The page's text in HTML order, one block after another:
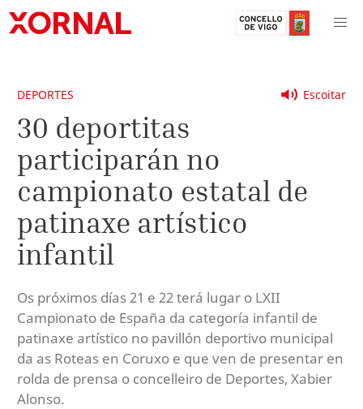
Escoitar
DEPORTES
30 deportitas
participarán no
campionato estatal de
patinaxe artístico
infantil
Os próximos días 21 e 22 terá lugar o LXII
Campionato de España da categoría infantil de
patinaxe artístico no pavillón deportivo municipal
da as Roteas en Coruxo e que ven de presentar en
rolda de prensa o concelleiro de Deportes, Xabier
Alonso.